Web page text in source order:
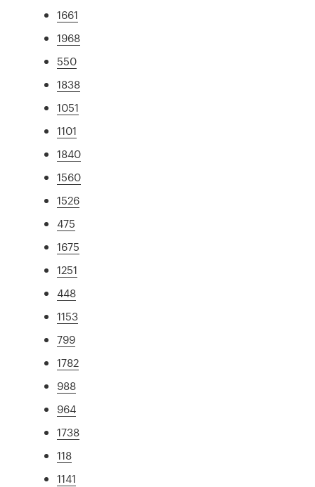
1661
1968
550
1838
1051
1101
1840
1560
1526
475
1675
1251
448
1153
799
1782
988
964
1738
118
1141